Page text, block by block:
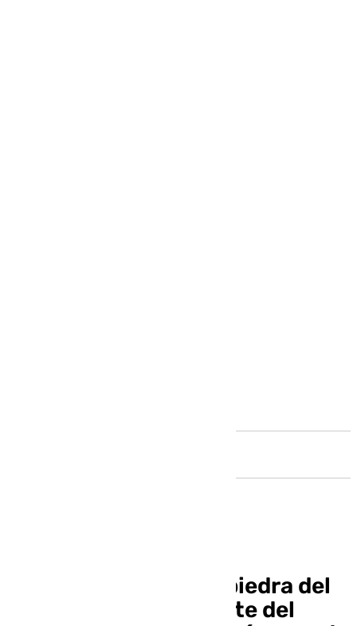
Colocada la primera piedra del
nuevo puente colgante del